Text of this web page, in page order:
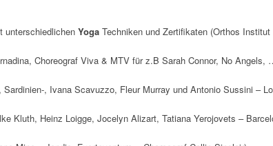
unterschiedlichen Yoga Techniken und Zertifikaten (Orthos
Choreograf Viva & MTV für z.B Sarah Connor, No Angels,
Sardinien-, Ivana Scavuzzo, Fleur Murray und Antonio Sussini –
Kluth, Heinz Loigge, Jocelyn Alizart, Tatiana Yerojovets –